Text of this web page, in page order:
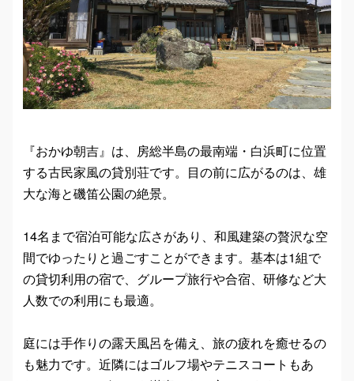
『おかゆ朝吉』は、房総半島の最南端・白浜町に位置
する古民家風の貸別荘です。目の前に広がるのは、雄
大な海と磯笛公園の絶景。
14名まで宿泊可能な広さがあり、和風建築の贅沢な空
間でゆったりと過ごすことができます。基本は1組で
の貸切利用の宿で、グループ旅行や合宿、研修など大
人数での利用にも最適。
庭には手作りの露天風呂を備え、旅の疲れを癒せるの
も魅力です。近隣にはゴルフ場やテニスコートもあ